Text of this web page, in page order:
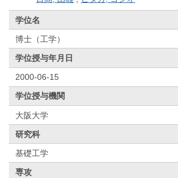
学位名
博士（工学）
学位授与年月日
2000-06-15
学位授与機関
大阪大学
研究科
基礎工学
専攻